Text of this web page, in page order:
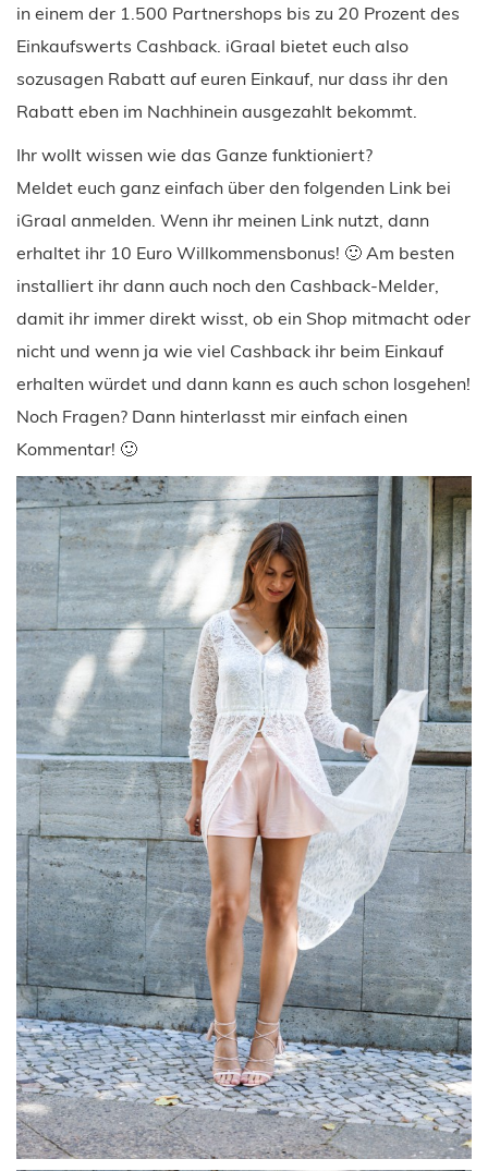
in einem der 1.500 Partnershops bis zu 20 Prozent des
Einkaufswerts Cashback. iGraal bietet euch also
sozusagen Rabatt auf euren Einkauf, nur dass ihr den
Rabatt eben im Nachhinein ausgezahlt bekommt.
Ihr wollt wissen wie das Ganze funktioniert?
Meldet euch ganz einfach über den folgenden Link bei
iGraal anmelden. Wenn ihr meinen Link nutzt, dann
erhaltet ihr 10 Euro Willkommensbonus! 🙂 Am besten
installiert ihr dann auch noch den Cashback-Melder,
damit ihr immer direkt wisst, ob ein Shop mitmacht oder
nicht und wenn ja wie viel Cashback ihr beim Einkauf
erhalten würdet und dann kann es auch schon losgehen!
Noch Fragen? Dann hinterlasst mir einfach einen
Kommentar! 🙂